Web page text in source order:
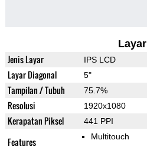
Layar
Jenis Layar IPS LCD
Layar Diagonal 5"
Tampilan / Tubuh 75.7%
Resolusi 1920x1080
Kerapatan Piksel 441 PPI
Features Multitouch